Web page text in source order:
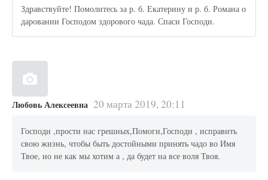
Здравствуйте! Помолитесь за р. б. Екатерину и р. б. Романа о
даровании Господом здорового чада. Спаси Господи.
Любовь Алексеевна 20 марта 2019, 20:11
Господи ,прости нас грешных,Помоги,Господи , исправить
свою жизнь, чтобы быть достойными принять чадо во Имя
Твое, но не как мы хотим а , да будет на все воля Твоя.